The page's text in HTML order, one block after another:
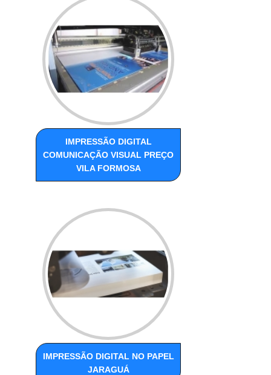
IMPRESSÃO DIGITAL
COMUNICAÇÃO VISUAL PREÇO
VILA FORMOSA
IMPRESSÃO DIGITAL NO PAPEL
JARAGUÁ